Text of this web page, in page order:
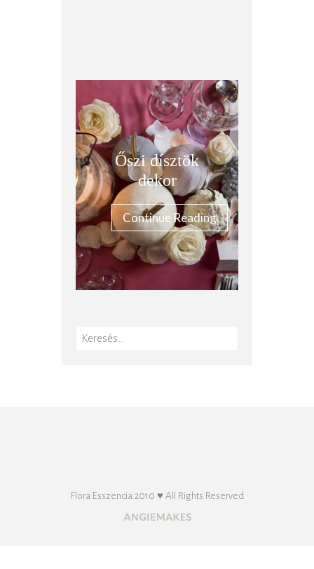
Őszi dísztök
dekor
Continue Reading
Keresés:
Flora Esszencia 2010 ♥ All Rights Reserved